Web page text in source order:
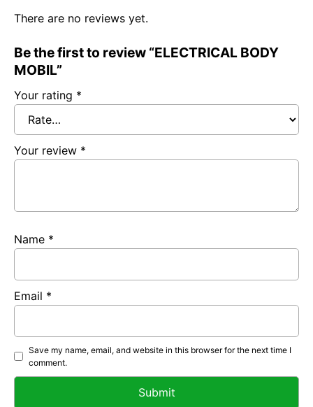
There are no reviews yet.
Be the first to review “ELECTRICAL BODY
MOBIL”
Your rating *
Your review *
Name *
Email *
Save my name, email, and website in this browser for the next time I
comment.